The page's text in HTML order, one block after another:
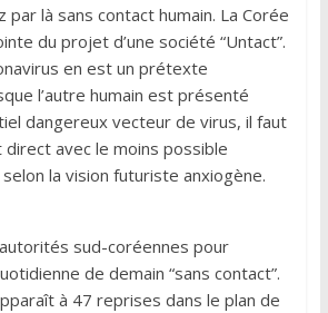
par là sans contact humain. La Corée
du projet d’une société “Untact”.
en est un prétexte
l’autre humain est présenté
dangereux vecteur de virus, il faut
avec le moins possible
selon la vision futuriste anxiogène.
autorités sud-coréennes pour
de demain “sans contact”.
à 47 reprises dans le plan de